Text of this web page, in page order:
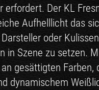
erfordert. Der KL
Aufhelllicht das
oder
in Szene zu setzen.
gesättigten Farben,
dynamischem